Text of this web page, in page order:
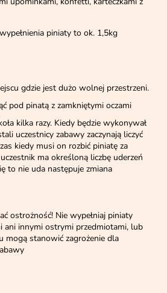
piniaty to ok. 1,5kg
gdzie jest dużo wolnej przestrzeni.
pod pinatą z zamkniętymi oczami
kilka razy. Kiedy będzie wykonywał
uczestnicy zabawy zaczynają liczyć
kiedy musi on rozbić piniatę za
ma określoną liczbę uderzeń
to nie uda następuje zmiana
ostrożność! Nie wypełniaj piniaty
ani innymi ostrymi przedmiotami, lub
mogą stanowić zagrożenie dla